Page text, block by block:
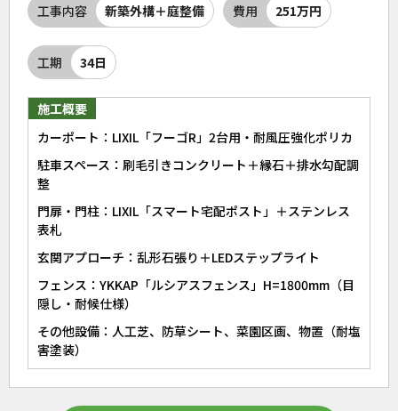
工事内容 新築外構＋庭整備 費用 251万円
工期 34日
施工概要
カーポート：LIXIL「フーゴR」2台用・耐風圧強化ポリカ
駐車スペース：刷毛引きコンクリート＋縁石＋排水勾配調
整
門扉・門柱：LIXIL「スマート宅配ポスト」＋ステンレス
表札
玄関アプローチ：乱形石張り＋LEDステップライト
フェンス：YKKAP「ルシアスフェンス」H=1800mm（目
隠し・耐候仕様）
その他設備：人工芝、防草シート、菜園区画、物置（耐塩
害塗装）